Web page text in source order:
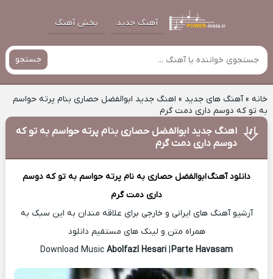
آهنگ جدید پخش آهنگ
جستجو
خانه»آهنگ های جدید » اهنگ جدید ابوالفضل حصاری بنام پرته حواسم
به تو که دوسم داری دمت گرم
اهنگ جدید ابوالفضل حصاری بنام پرته حواسم به تو که
دوسم داری دمت گرم
دانلود آهنگابوالفضل حصاری به نام پرته حواسم به تو که دوسم
داری دمت گرم
آرشیو آهنگ های ایرانی و خارجی برای علاقه مندان به این سبک به
همراه متن و لینک های مستقیم دانلود
Download Music
Abolfazl Hesari|Parte Havasam